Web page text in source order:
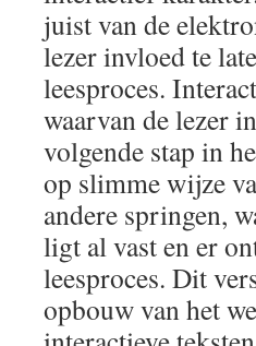
juist van de
lezer invloed te
leesproces.
waarvan de lezer
volgende stap in
op slimme wijze
andere springen,
ligt al vast en er
leesproces. Dit
opbouw van het